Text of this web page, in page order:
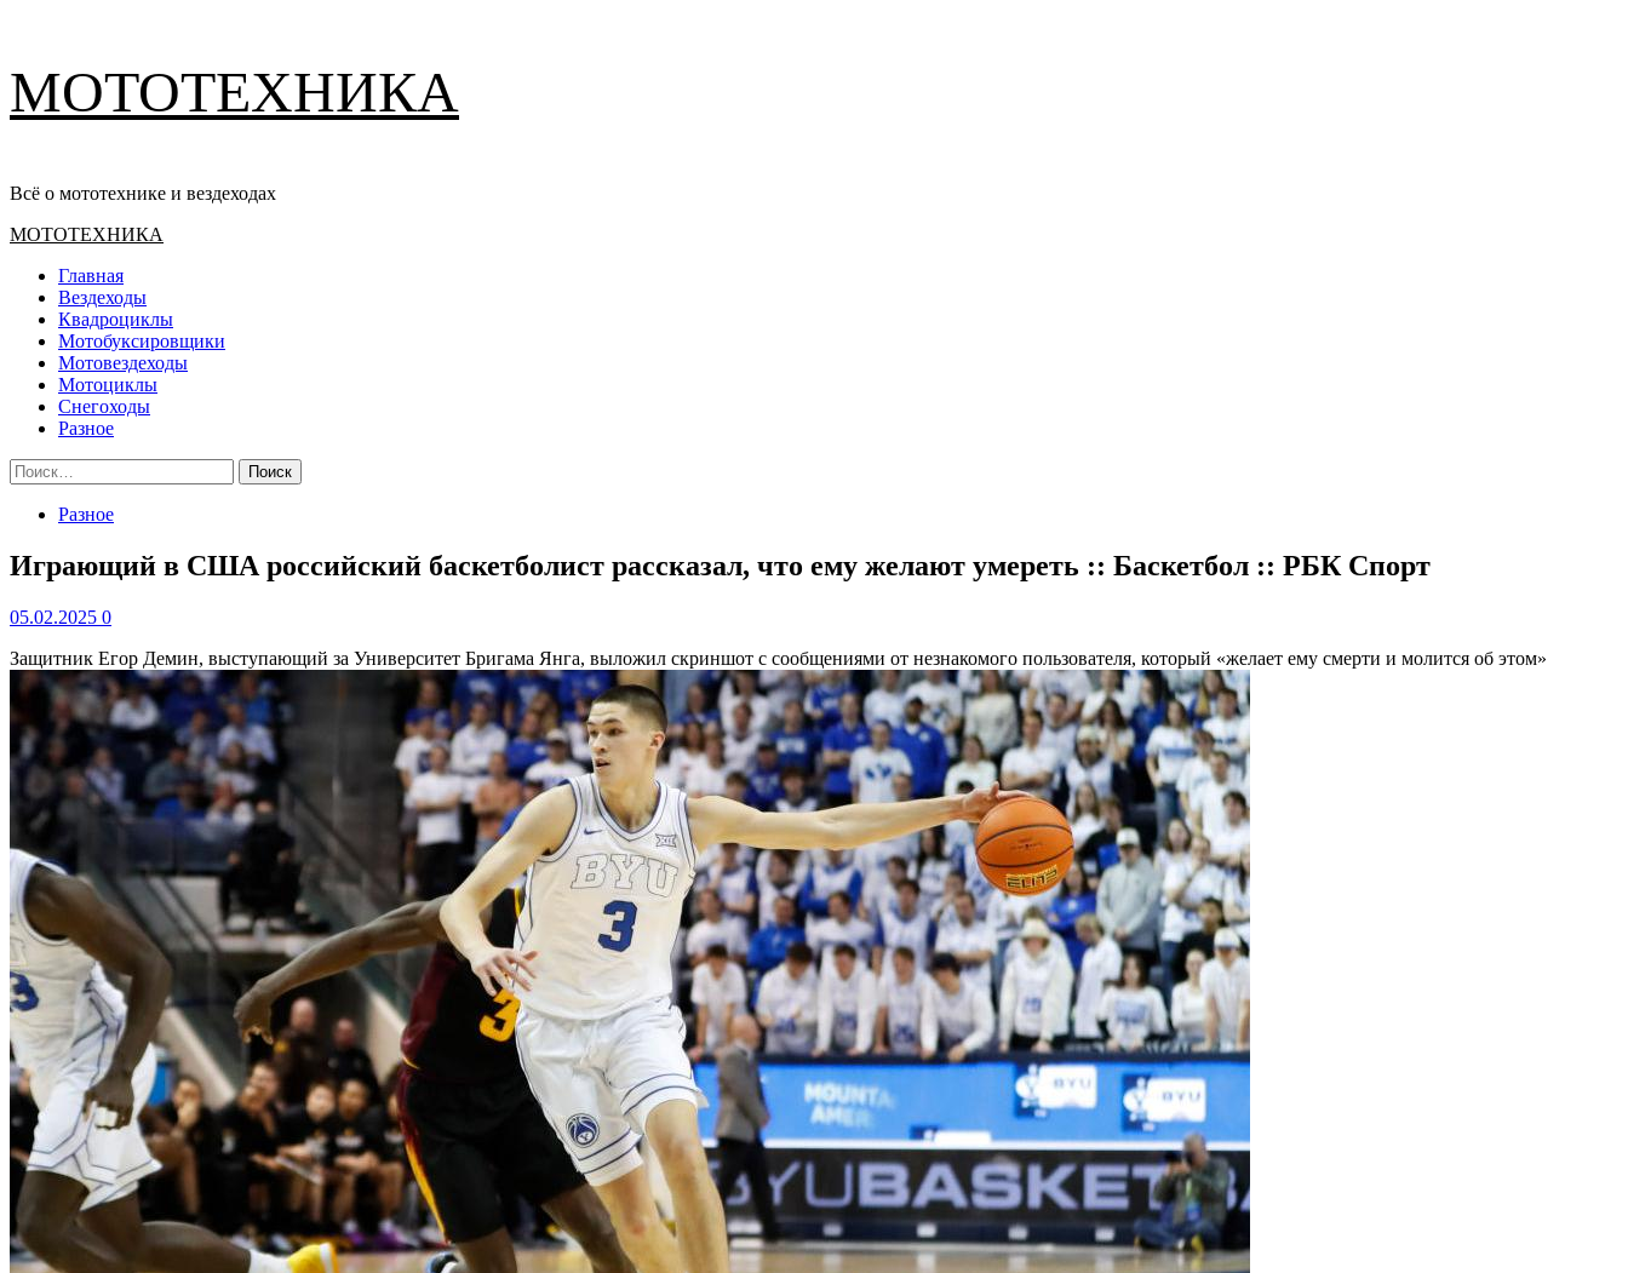
содержимому
МОТОТЕХНИКА
Всё о мототехнике и вездеходах
Основное
МОТОТЕХНИКА
Главная
Вездеходы
Квадроциклы
Мотобуксировщики
Мотовездеходы
Мотоциклы
Снегоходы
Разное
Найти:
Разное
Играющий в США российский баскетболист рассказал, что ему желают умереть :: Баскетбол :: РБК Спорт
05.02.2025 0
Защитник Егор Демин, выступающий за Университет Бригама Янга, выложил скриншот с сообщениями от незнакомого пользователя, который «желает ему смерти и молится об этом»